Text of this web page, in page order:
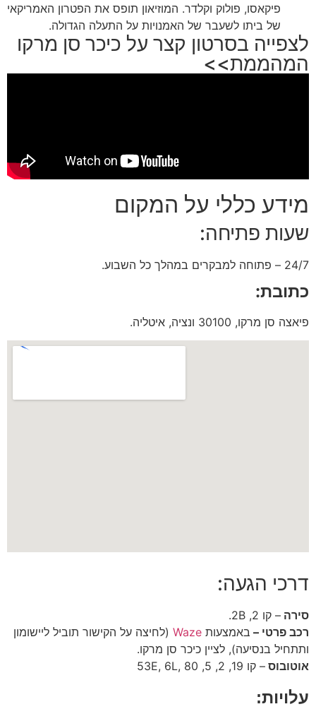
פיקאסו, פולוק וקלדר. המוזיאון תופס את הפטרון האמריקאי
של ביתו לשעבר של האמנויות על התעלה הגדולה.
לצפייה בסרטון קצר על כיכר סן מרקו
המהממת>>
מידע כללי על המקום
שעות פתיחה:
24/7 – פתוחה למבקרים במהלך כל השבוע.
כתובת:
פיאצה סן מרקו, 30100 ונציה, איטליה.
דרכי הגעה:
סירה – קו 2, 2B.
רכב פרטי – באמצעות Waze (לחיצה על הקישור תוביל ליישומון
ותתחיל בנסיעה), לציין כיכר סן מרקו.
אוטובוס – קו 19, 2, 5, 53E, 6L, 80
עלויות: